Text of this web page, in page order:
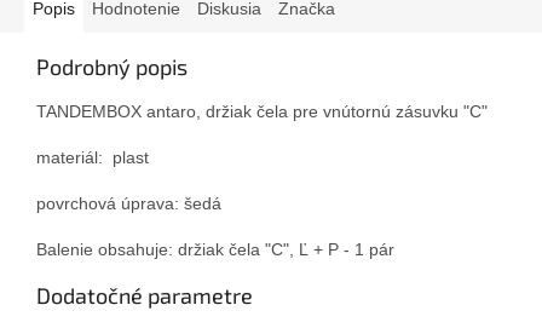
Popis Hodnotenie Diskusia Značka
Podrobný popis
TANDEMBOX antaro, držiak čela pre vnútornú zásuvku "C"
materiál: plast
povrchová úprava: šedá
Balenie obsahuje: držiak čela "C", Ľ + P - 1 pár
Dodatočné parametre